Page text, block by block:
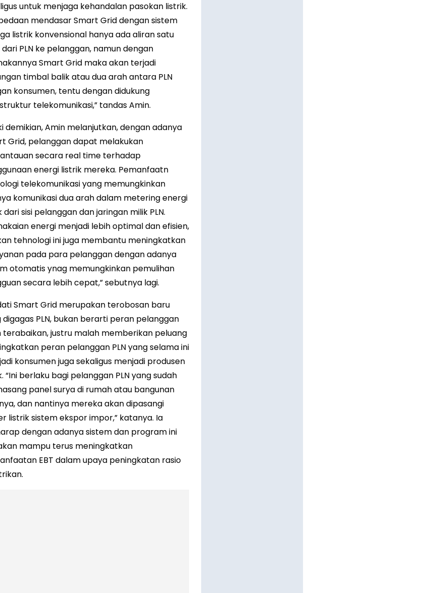
untuk menjaga kehandalan pasokan listrik.
mendasar Smart Grid dengan sistem
listrik konvensional hanya ada aliran satu
PLN ke pelanggan, namun dengan
Smart Grid maka akan terjadi
timbal balik atau dua arah antara PLN
konsumen, tentu dengan didukung
telekomunikasi,” tandas Amin.
demikian, Amin melanjutkan, dengan adanya
Grid, pelanggan dapat melakukan
secara real time terhadap
energi listrik mereka. Pemanfaatn
telekomunikasi yang memungkinkan
komunikasi dua arah dalam metering energi
dari sisi pelanggan dan jaringan milik PLN.
energi menjadi lebih optimal dan efisien,
tehnologi ini juga membantu meningkatkan
pada para pelanggan dengan adanya
otomatis ynag memungkinkan pemulihan
secara lebih cepat,” sebutnya lagi.
Smart Grid merupakan terobosan baru
digagas PLN, bukan berarti peran pelanggan
terabaikan, justru malah memberikan peluang
peran pelanggan PLN yang selama ini
konsumen juga sekaligus menjadi produsen
“Ini berlaku bagi pelanggan PLN yang sudah
panel surya di rumah atau bangunan
dan nantinya mereka akan dipasangi
listrik sistem ekspor impor,” katanya. Ia
dengan adanya sistem dan program ini
mampu terus meningkatkan
EBT dalam upaya peningkatan rasio